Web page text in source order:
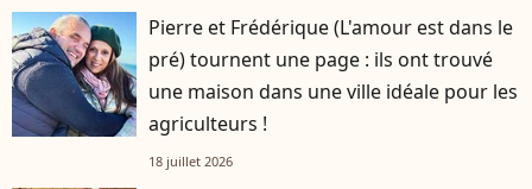
Pierre et Frédérique (L'amour est dans le
pré) tournent une page : ils ont trouvé
une maison dans une ville idéale pour les
agriculteurs !
18 juillet 2026